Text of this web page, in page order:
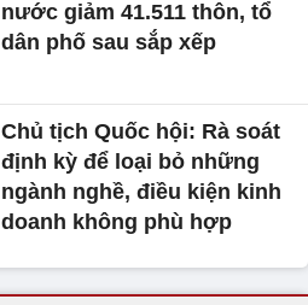
nước giảm 41.511 thôn, tổ
dân phố sau sắp xếp
Chủ tịch Quốc hội: Rà soát
định kỳ để loại bỏ những
ngành nghề, điều kiện kinh
doanh không phù hợp